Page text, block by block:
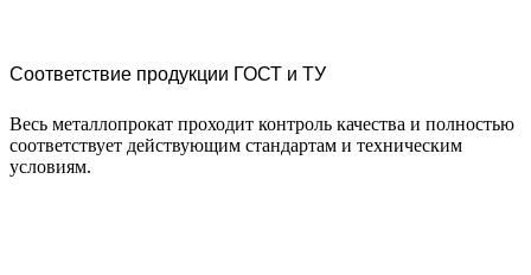
Соответствие продукции ГОСТ и ТУ
Весь металлопрокат проходит контроль качества и полностью
соответствует действующим стандартам и техническим
условиям.